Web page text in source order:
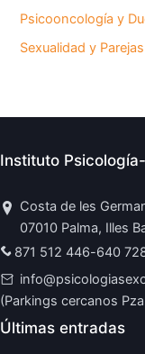
Psicooncología y
Sexualidad y Parejas
Instituto
Costa de les
07010 Palma, Illes
871 512 446-640
(Parkings cercanos
Últimas entradas